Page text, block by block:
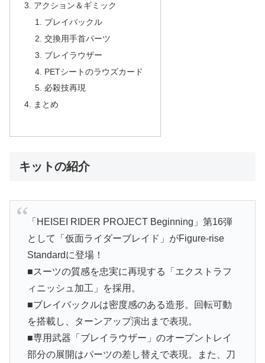
アクション＆ギミック
ブレイバックル
交換用手首パーツ
ブレイラウザー
PETシートのラウズカード
必殺技再現
まとめ
キットの紹介
「HEISEI RIDER PROJECT Beginning」第16弾
として「仮面ライダーブレイド」がFigure-rise
Standardに登場！
■スーツの質感を忠実に再現する「エクストラフ
ィニッシュ加工」を採用。
■ブレイバックルは密度感のある造形。回転可動
を搭載し、ターンアップ演出まで表現。
■専用武器「ブレイラウザー」のオープントレイ
部分の展開はパーツの差し替えで表現。また、刀